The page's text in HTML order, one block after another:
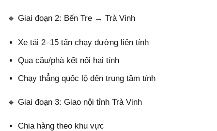
🔹 Giai đoạn 2: Bến Tre → Trà Vinh
Xe tải 2–15 tấn chạy đường liên tỉnh
Qua cầu/phà kết nối hai tỉnh
Chạy thẳng quốc lộ đến trung tâm tỉnh
🔹 Giai đoạn 3: Giao nội tỉnh Trà Vinh
Chia hàng theo khu vực